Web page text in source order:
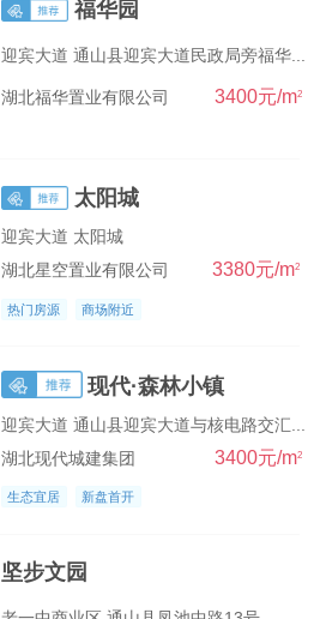
福华园
迎宾大道 通山县迎宾大道民政局旁福华...
湖北福华置业有限公司 3400元/m2
太阳城
迎宾大道 太阳城
湖北星空置业有限公司
3380元/m2
热门房源 商场附近
现代·森林小镇
迎宾大道 通山县迎宾大道与核电路交汇...
湖北现代城建集团
3400元/m2
生态宜居 新盘首开
坚步文园